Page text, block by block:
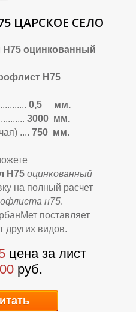
ЦАРСКОЕ СЕЛО
оцинкованный
Н75
0,5 мм.
3000 мм.
.... 750 мм.
Н75 оцинкованный
на полный расчет
н75.
поставляет
других видов.
цена за лист
руб.